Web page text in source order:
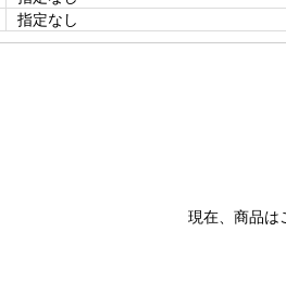
指定なし
現在、商品は